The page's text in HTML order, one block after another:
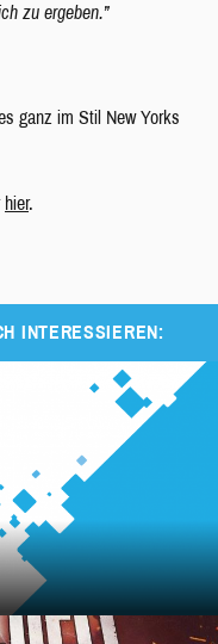
zu ergeben.”
ganz im Stil New Yorks
hier.
INTERESSIEREN: